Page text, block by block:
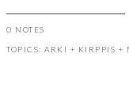
0 NOTES
TOPICS: ARKI + KIRPPIS +